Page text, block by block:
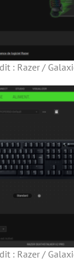
: Razer /
: Razer /